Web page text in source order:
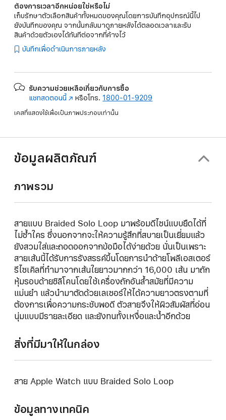
ต้องการเวลาอีกหน่อยใช่หรือไม่
เก็บรักษาตัวเลือกสินค้าทั้งหมดของคุณโดยการบันทึกอุปกรณ์นี้ไป
ยังบันทึกของคุณ จากนั้นกลับมาดูภายหลังได้ตลอดเวลาและรับ
สินค้าด้วยตัวเองได้ทันทีต่อจากที่ค้างไว้
บันทึกเพื่อดำเนินการภายหลัง
รับความช่วยเหลือเกี่ยวกับการซื้อ
แชทสดตอนนี้(เปิด
หน้าต่าง
หรือโทร. 1800-01-9209
เคสที่แสดงใช้เพื่อเป็นภาพประกอบเท่านั้น
ข้อมูลผลิตภัณฑ์
ภาพรวม
สายแบบ Braided Solo Loop มาพร้อมดีไซน์แบบยืดได้ที่
ไม่ซ้ำใคร ซึ่งนอกจากจะให้ความรู้สึกที่สบายเป็นเยี่ยมแล้ว
ยังสวมใส่และถอดออกจากข้อมือได้ง่ายด้วย นั่นเป็นเพราะ
สายเส้นนี้ได้รับการรังสรรค์ขึ้นโดยการนำด้ายโพลีเอสเตอร์
รีไซเคิลที่ทำมาจากเส้นใยยาวมากกว่า 16,000 เส้น มาถัก
หุ้มรอบด้ายซิลิโคนโดยใช้เครื่องถักอันล้ำสมัยที่มีความ
แม่นยำ แล้วนำมาตัดด้วยเลเซอร์ให้ได้ความยาวตรงตามที่
ต้องการเพื่อความกระชับพอดี ตัวสายจึงให้ผิวสัมผัสที่อ่อน
นุ่มแบบมีรายละเอียด และยังทนทั้งเหงื่อและน้ำอีกด้วย
สิ่งที่มีมาให้ในกล่อง
สาย Apple Watch แบบ Braided Solo Loop
ข้อมูลทางเทคนิค